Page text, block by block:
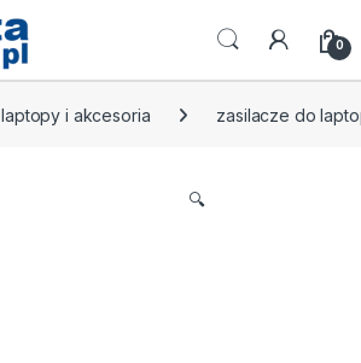
0
laptopy i akcesoria zasilacze do
🔍